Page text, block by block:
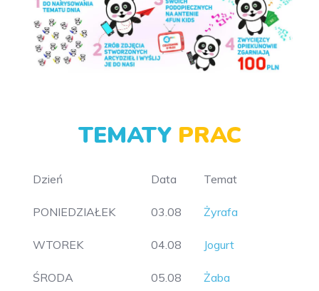
TEMATY PRAC
Dzień Data Temat
PONIEDZIAŁEK 03.08 Żyrafa
WTOREK 04.08 Jogurt
ŚRODA 05.08 Żaba